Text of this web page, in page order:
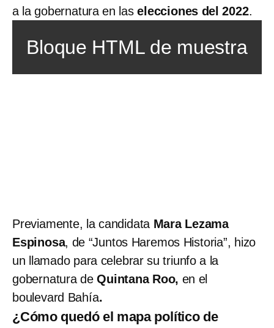
a la gobernatura en laselecciones del 2022.
Bloque HTML de muestra
Previamente, la candidata Mara Lezama
Espinosa, de “Juntos Haremos Historia”, hizo
un llamado para celebrar su triunfo a la
gobernatura deQuintana Roo, en el
boulevard Bahía.
¿Cómo quedó el mapa político de